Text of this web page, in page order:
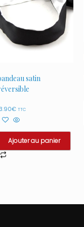
satin
€ TTC
Ajouter au panier